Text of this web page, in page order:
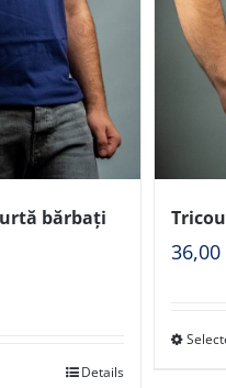
bărbați
Details
36,00